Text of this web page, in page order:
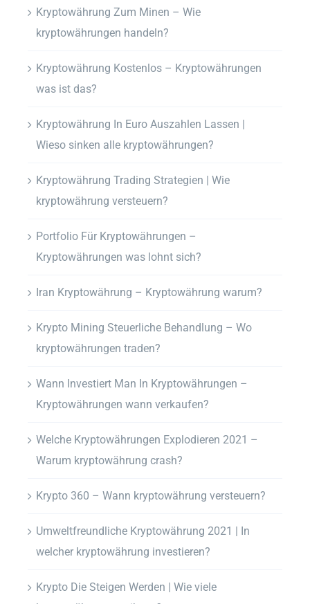
Kryptowährung Zum Minen – Wie
kryptowährungen handeln?
Kryptowährung Kostenlos – Kryptowährungen
was ist das?
Kryptowährung In Euro Auszahlen Lassen |
Wieso sinken alle kryptowährungen?
Kryptowährung Trading Strategien | Wie
kryptowährung versteuern?
Portfolio Für Kryptowährungen –
Kryptowährungen was lohnt sich?
Iran Kryptowährung – Kryptowährung warum?
Krypto Mining Steuerliche Behandlung – Wo
kryptowährungen traden?
Wann Investiert Man In Kryptowährungen –
Kryptowährungen wann verkaufen?
Welche Kryptowährungen Explodieren 2021 –
Warum kryptowährung crash?
Krypto 360 – Wann kryptowährung versteuern?
Umweltfreundliche Kryptowährung 2021 | In
welcher kryptowährung investieren?
Krypto Die Steigen Werden | Wie viele